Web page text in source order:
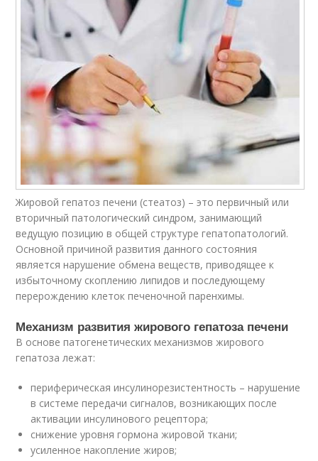
Жировой гепатоз печени (стеатоз) – это первичный или
вторичный патологический синдром, занимающий
ведущую позицию в общей структуре гепатопатологий.
Основной причиной развития данного состояния
является нарушение обмена веществ, приводящее к
избыточному скоплению липидов и последующему
перерождению клеток печеночной паренхимы.
Механизм развития жирового гепатоза печени
В основе патогенетических механизмов жирового
гепатоза лежат:
периферическая инсулинорезистентность – нарушение
в системе передачи сигналов, возникающих после
активации инсулинового рецептора;
снижение уровня гормона жировой ткани;
усиленное накопление жиров;